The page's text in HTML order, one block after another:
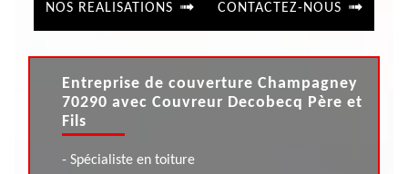
NOS REALISATIONS CONTACTEZ-NOUS
Entreprise de couverture Champagney
70290 avec Couvreur Decobecq Père et
Fils
- Spécialiste en toiture